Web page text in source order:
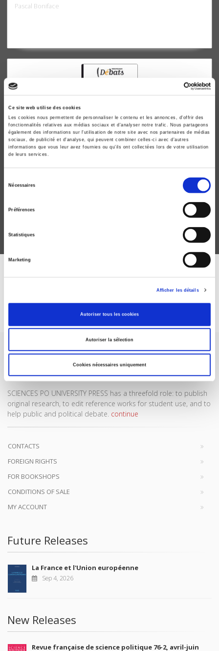
Ce site web utilise des cookies
Les cookies nous permettent de personnaliser le contenu et les annonces, d'offrir des
fonctionnalités relatives aux médias sociaux et d'analyser notre trafic. Nous partageons
également des informations sur l'utilisation de notre site avec nos partenaires de médias
sociaux, de publicité et d'analyse, qui peuvent combiner celles-ci avec d'autres
informations que vous leur avez fournies ou qu'ils ont collectées lors de votre utilisation
de leurs services.
Nécessaires
Préférences
Statistiques
Marketing
Afficher les détails
Autoriser tous les cookies
Autoriser la sélection
Cookies nécessaires uniquement
Pascal Boniface
Agriculture et mondialisation
Un atout géopolitique pour la France
DISCOVER OUR JOURNALS
Subscribe today
SCIENCES PO UNIVERSITY PRESS has a threefold role: to publish
original research, to edit reference works for student use, and to
help public and political debate. continue
CONTACTS
FOREIGN RIGHTS
FOR BOOKSHOPS
CONDITIONS OF SALE
MY ACCOUNT
Future Releases
La France et l'Union européenne
Sep 4, 2026
New Releases
Revue française de science politique 76-2, avril-juin